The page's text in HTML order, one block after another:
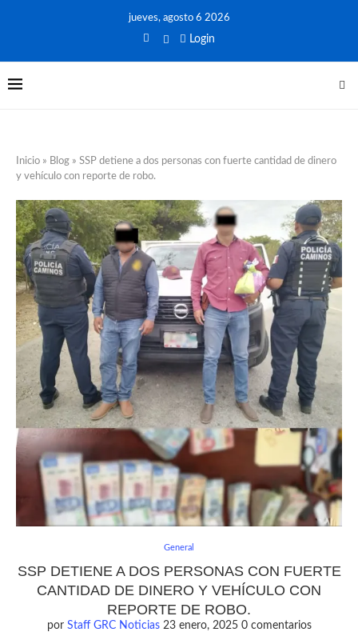
jueves, agosto 6 2026
Login
Inicio » Blog » SSP detiene a dos personas con fuerte cantidad de dinero
y vehículo con reporte de robo.
General
SSP DETIENE A DOS PERSONAS CON FUERTE
CANTIDAD DE DINERO Y VEHÍCULO CON
REPORTE DE ROBO.
por Staff GRC Noticias 23 enero, 2025 0 comentarios